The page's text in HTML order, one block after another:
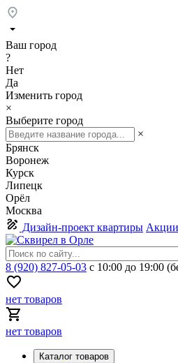
Ваш город
?
Нет
Да
Изменить город
×
Выберите город
×
Брянск
Воронеж
Курск
Липецк
Орёл
Москва
Дизайн-проект квартиры Акции
8 (920) 827-05-03 с 10:00 до 19:00
нет товаров
нет товаров
Каталог товаров